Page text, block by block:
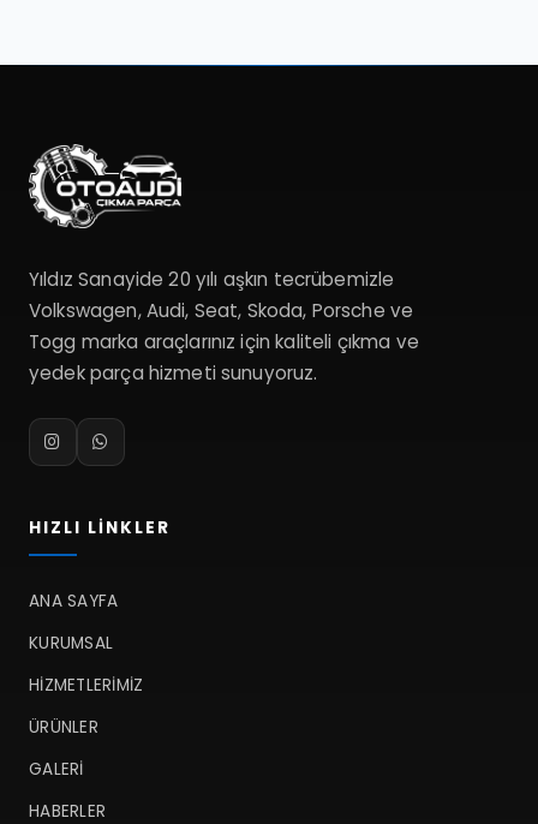
Yıldız Sanayide 20 yılı aşkın tecrübemizle
Volkswagen, Audi, Seat, Skoda, Porsche ve
Togg marka araçlarınız için kaliteli çıkma ve
yedek parça hizmeti sunuyoruz.
HIZLI LINKLER
ANA SAYFA
KURUMSAL
HIZMETLERIMIZ
ÜRÜNLER
GALERI
HABERLER